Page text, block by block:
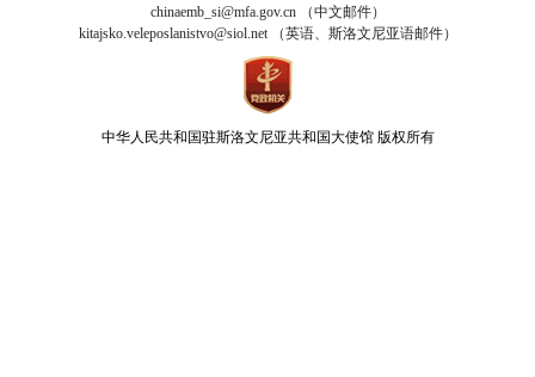
chinaemb_si@mfa.gov.cn （中文邮件）
kitajsko.veleposlanistvo@siol.net （英语、斯洛文尼亚语邮件）
中华人民共和国驻斯洛文尼亚共和国大使馆版权所有